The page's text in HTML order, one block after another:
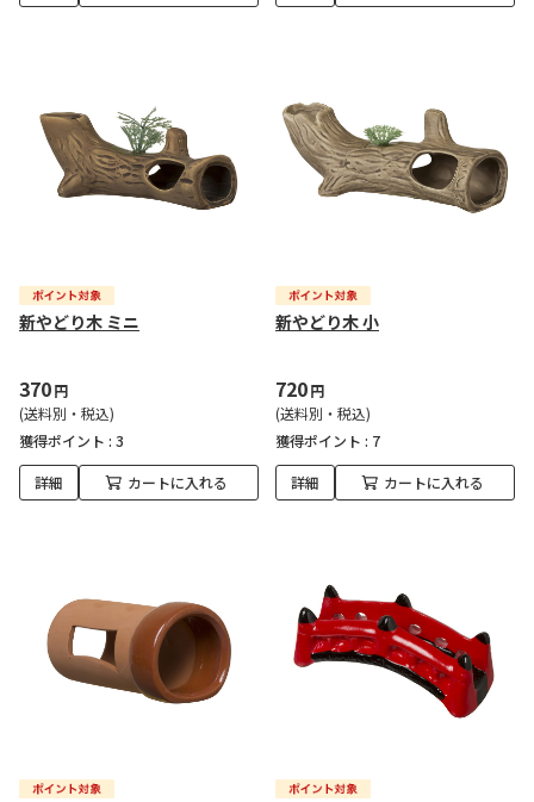
新やどり木 ミニ
370円
(送料別・税込)
獲得ポイント : 3
詳細 カートに入れる
新やどり木 小
720円
(送料別・税込)
獲得ポイント : 7
詳細 カートに入れる